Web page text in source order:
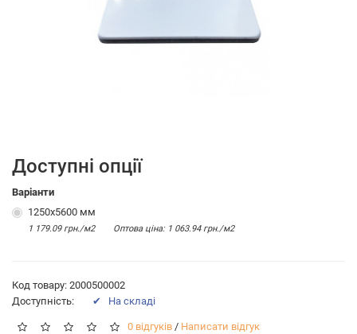
Доступні опції
Варіанти
1250x5600 мм
1 179.09 грн./м2 Оптова цiна: 1 063.94 грн./м2
Код товару: 2000500002
Доступність:
✔ На складі
0 відгуків / Написати відгук